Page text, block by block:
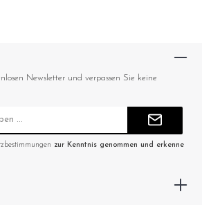
Newsletter und verpassen Sie keine
zur Kenntnis genommen und erkenne